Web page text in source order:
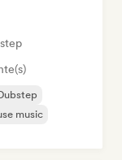
music